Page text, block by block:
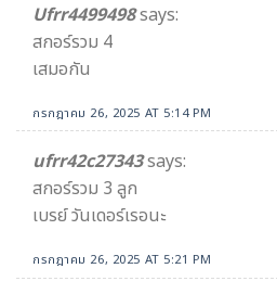
Ufrr4499498says:
สกอร์รวม 4
เสมอกัน
กรกฎาคม 26, 2025 AT 5:14 PM
ufrr42c27343says:
สกอร์รวม 3 ลูก
เบรย์ วันเดอร์เรอนะ
กรกฎาคม 26, 2025 AT 5:21 PM